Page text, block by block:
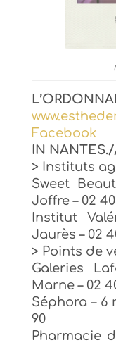
Facebook
IN
> Instituts
Sweet
Joffre – 02
Institut
Jaurès – 02
> Points de
Galeries
Marne – 02
Séphora – 6
90
Pharmacie